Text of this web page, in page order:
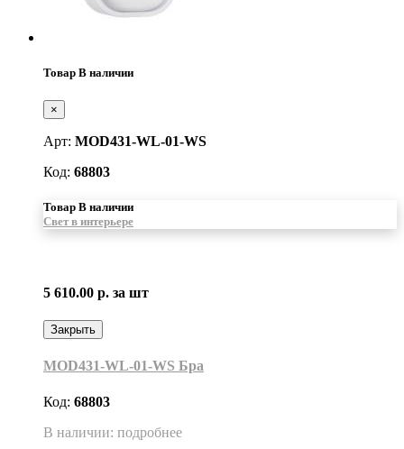
Товар В наличии
×
Арт: MOD431-WL-01-WS
Код: 68803
Товар В наличии
Свет в интерьере
5 610.00 р. за шт
Закрыть
MOD431-WL-01-WS Бра
Код: 68803
В наличии: подробнее